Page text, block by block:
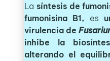
La síntesis de
fumonisina B1, es
virulencia de
inhibe la
alterando el